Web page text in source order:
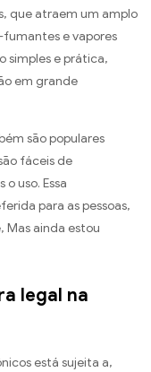
que atraem um amplo
fumantes e vapores
simples e prática,
em grande
são populares
fáceis de
uso. Essa
para as pessoas,
Mas ainda estou
legal na
está sujeita a,